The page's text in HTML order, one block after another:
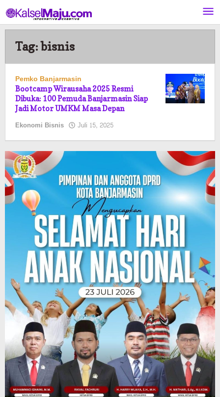
ke
konten
Tag:bisnis
Pemko Banjarmasin
Bootcamp Wirausaha 2025 Resmi
Dibuka: 100 Pemuda Banjarmasin Siap
Jadi Motor UMKM Masa Depan
Ekonomi Bisnis Juli 15, 2025